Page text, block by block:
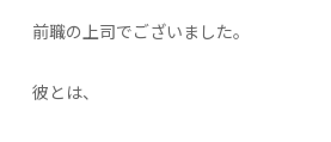
前職の上司でございました。
彼とは、